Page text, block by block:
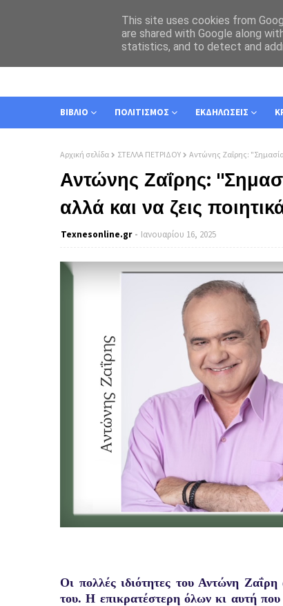
ΣΧΕΤΙΚΑ ΕΠΙΚΟΙΝΩΝΙΑ
ΒΙΒΛΙΟ ΠΟΛΙΤΙΣΜΟΣ ΕΚΔΗΛΩΣΕΙΣ
Αρχική σελίδα ΣΤΕΛΛΑ ΠΕΤΡΙΔΟΥ Αντώνης Ζαΐρης: "Σημασία
Αντώνης Ζαΐρης:
αλλά και να ζεις
Texnesοnline.gr Ιανουαρίου 16, 2025
Οι πολλές ιδιότητες του Αντώνη
του. Η επικρατέστερη όλων κι αυτή που
This site uses cookies from
are shared with Google along
statistics, and to detect and